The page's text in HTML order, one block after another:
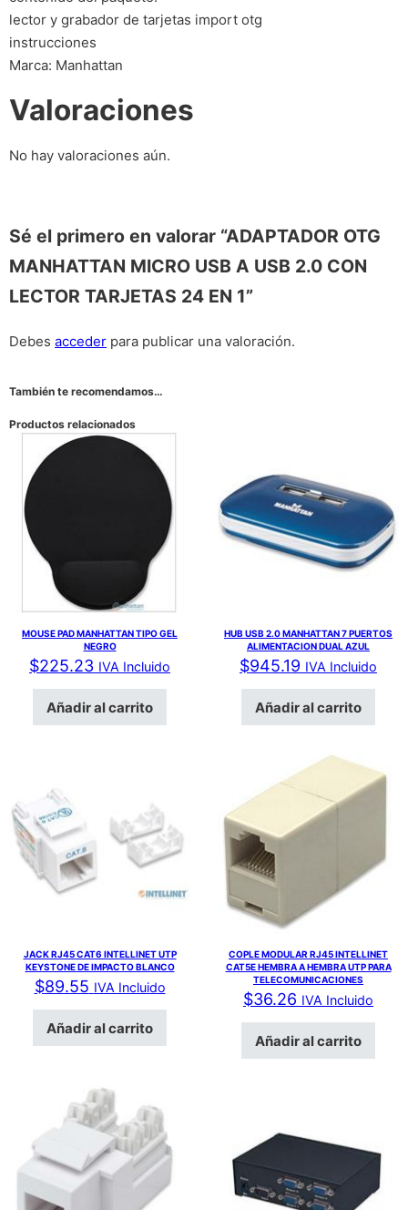
lector y grabador de tarjetas import otg
instrucciones
Marca: Manhattan
Valoraciones
No hay valoraciones aún.
Sé el primero en valorar “ADAPTADOR OTG
MANHATTAN MICRO USB A USB 2.0 CON
LECTOR TARJETAS 24 EN 1”
Debes acceder para publicar una valoración.
También te recomendamos…
Productos relacionados
MOUSE PAD MANHATTAN TIPO GEL
NEGRO
$225.23 IVA Incluido
Añadir al carrito
HUB USB 2.0 MANHATTAN 7 PUERTOS
ALIMENTACION DUAL AZUL
$945.19 IVA Incluido
Añadir al carrito
JACK RJ45 CAT6 INTELLINET UTP
KEYSTONE DE IMPACTO BLANCO
$89.55 IVA Incluido
Añadir al carrito
COPLE MODULAR RJ45 INTELLINET
CAT5E HEMBRA A HEMBRA UTP PARA
TELECOMUNICACIONES
$36.26 IVA Incluido
Añadir al carrito